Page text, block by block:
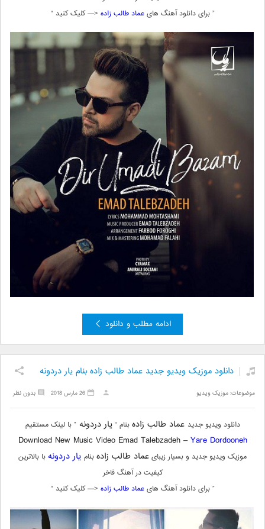
” برای دانلود آهنگ هایعماد طالب زاده <— کلیک کنید “
ادامه مطلب و دانلود
دانلود موزیک ویدیو جدید عماد طالب زاده بنام یار دردونه
موضوعات:موزیک ویدیو بدون نظر 26 مارس 2018
دانلود ویدیو جدید عماد طالب زادهبنام “یار دردونه” با لینک مستقیم
Download New Music Video Emad Talebzadeh –Yare Dordooneh
موزیک ویدیو جدید و بسیار زیبایعماد طالب زادهبنام یار دردونهبا بالاترین
کیفیت در آهنگ فاخر
” برای دانلود آهنگ هایعماد طالب زاده <— کلیک کنید “